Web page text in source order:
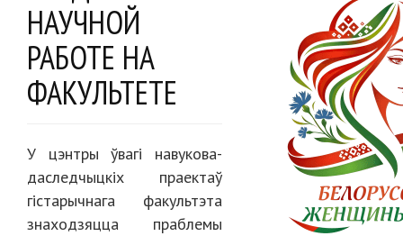
НАУЧНОЙ
РАБОТЕ НА
ФАКУЛЬТЕТЕ
У цэнтры ўвагі навукова-
даследчыцкіх праектаў
гістарычнага факультэта
знаходзяцца праблемы